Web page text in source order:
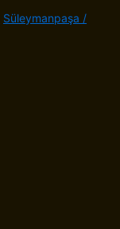
Süleymanpaşa /